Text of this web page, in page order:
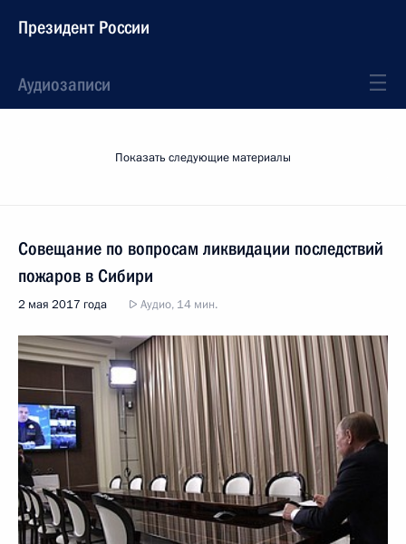
Президент России
Аудиозаписи
Показать следующие материалы
Совещание по вопросам ликвидации последствий
пожаров в Сибири
2 мая 2017 года Аудио, 14 мин.